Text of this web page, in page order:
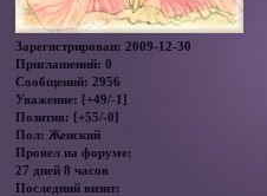
Зарегистрирован: 2009-12-30
Приглашений: 0
Сообщений: 2956
Уважение: [+49/-1]
Позитив: [+55/-0]
Пол: Женский
Провел на форуме:
27 дней 8 часов
Последний визит: